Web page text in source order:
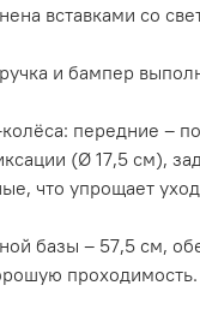
вставками со
и бампер
передние –
(Ø 17,5 см),
что упрощает
базы – 57,5 см,
проходимость.